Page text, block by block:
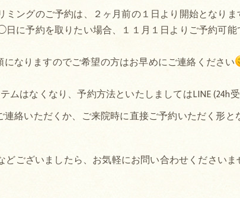
ミングのご予約は、２ヶ月前の１日より開始となりま
日に予約を取りたい場合、１１月１日よりご予約可能
になりますのでご希望の方はお早めにご連絡ください
ムはなくなり、予約方法といたしましてはLINE (24h
絡いただくか、ご来院時に直接ご予約いただく形と
どございましたら、お気軽にお問い合わせくださいま